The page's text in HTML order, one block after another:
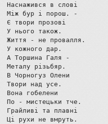
Наснажився в слові
Між бур і порош. -
Є твори прозові
У нього також.
Життя - не провалля.
У кожного дар.
А Торшина Галя -
Металу різьбяр.
В Чорногуз Олени
Твори над усе.
Вона гобелени
По - мистецьки тче.
Грайливі та плавні
Ці рухи не вмруть.